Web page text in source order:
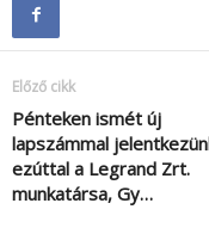
Előző cikk
Pénteken ismét új
lapszámmal
ezúttal a Legrand Zrt.
munkatársa, Gy…